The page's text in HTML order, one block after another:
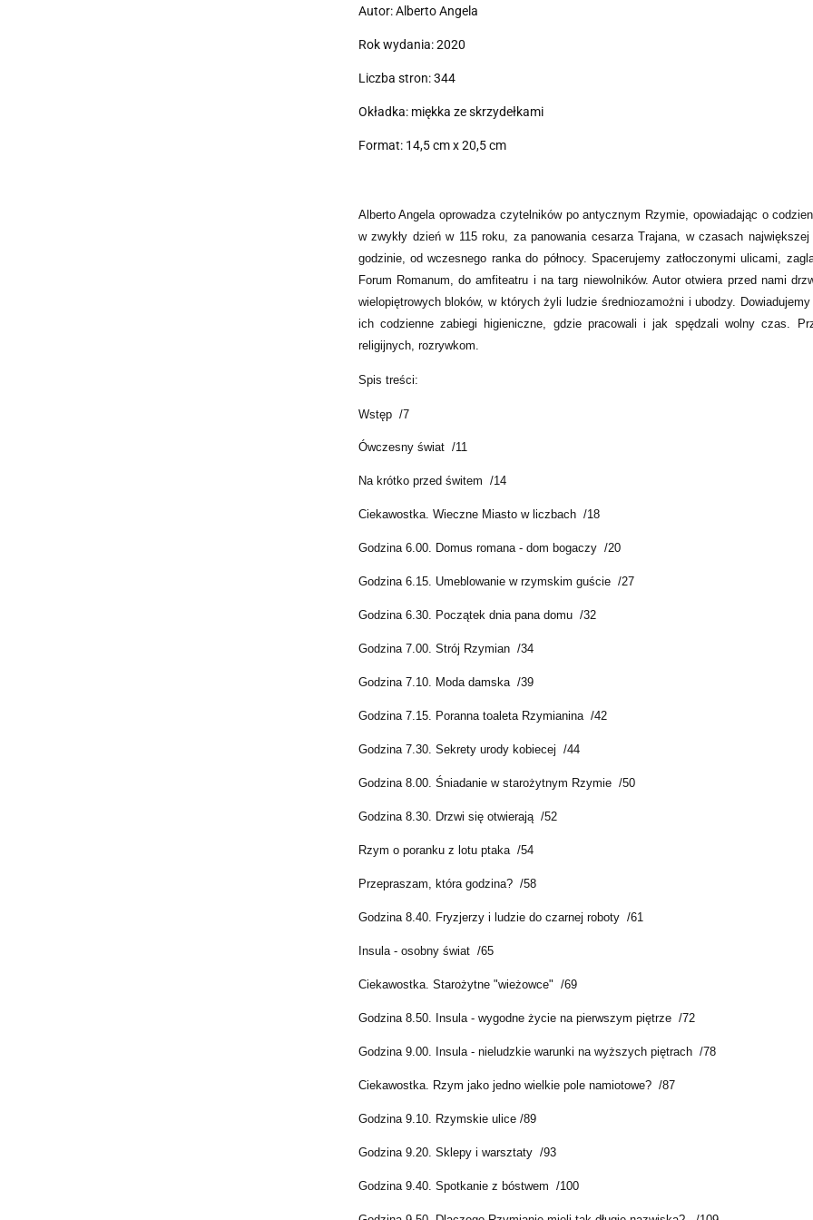
Autor: Alberto Angela
Rok wydania: 2020
Liczba stron: 344
Okładka: miękka ze skrzydełkami
Format: 14,5 cm x 20,5 cm
Alberto Angela oprowadza czytelników po antycznym Rzymie, opowiadając o
w zwykły dzień w 115 roku, za panowania cesarza Trajana, w czasach
godzinie, od wczesnego ranka do północy.Spacerujemy zatłoczonymi ulicami,
Forum Romanum, do amfiteatru i na targ niewolników. Autor otwiera przed nami
wielopiętrowych bloków, w których żyli ludzie średniozamożni i ubodzy.
ich codzienne zabiegi higieniczne, gdzie pracowali i jak spędzali wolny czas.
religijnych, rozrywkom.
Spis treści:
Wstęp /7
Ówczesny świat /11
Na krótko przed świtem /14
Ciekawostka. Wieczne Miasto w liczbach /18
Godzina 6.00. Domus romana - dom bogaczy /20
Godzina 6.15. Umeblowanie w rzymskim guście /27
Godzina 6.30. Początek dnia pana domu /32
Godzina 7.00. Strój Rzymian /34
Godzina 7.10. Moda damska /39
Godzina 7.15. Poranna toaleta Rzymianina /42
Godzina 7.30. Sekrety urody kobiecej /44
Godzina 8.00. Śniadanie w starożytnym Rzymie /50
Godzina 8.30. Drzwi się otwierają /52
Rzym o poranku z lotu ptaka /54
Przepraszam, która godzina? /58
Godzina 8.40. Fryzjerzy i ludzie do czarnej roboty /61
Insula - osobny świat /65
Ciekawostka. Starożytne "wieżowce" /69
Godzina 8.50. Insula - wygodne życie na pierwszym piętrze /72
Godzina 9.00. Insula - nieludzkie warunki na wyższych piętrach /78
Ciekawostka. Rzym jako jedno wielkie pole namiotowe? /87
Godzina 9.10. Rzymskie ulice /89
Godzina 9.20. Sklepy i warsztaty /93
Godzina 9.40. Spotkanie z bóstwem /100